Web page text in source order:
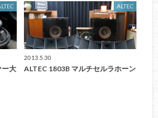
ー大
ALTEC
2013.5.30
ALTEC 1803B マルチセルラホーン